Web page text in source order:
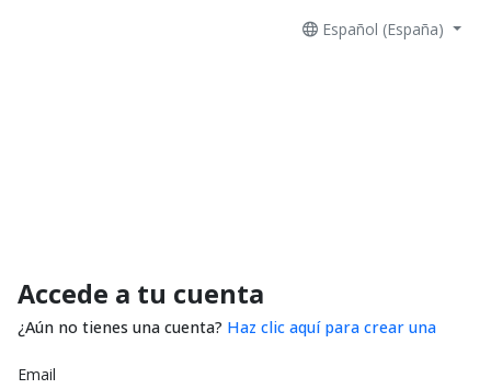
Español (España)
Accede a tu cuenta
¿Aún no tienes una cuenta? Haz clic aquí para crear una
Email